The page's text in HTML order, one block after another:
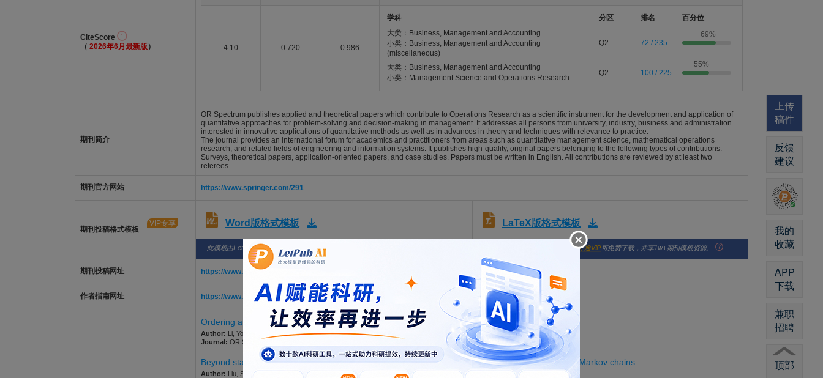
CiteScore
（ 2026年6月最新版 ） 4.10 0.720 0.986
学科 分区 排名
百分位
大类：Business, Management and Accounting
小类：Business, Management and Accounting
(miscellaneous)
Q2 72 / 235
69%
大类：Business, Management and Accounting
小类：Management Science and Operations Research
Q2 100 / 225
55%
期刊简介
OR Spectrum publishes applied and theoretical papers which contribute to Operations Research as a scientific instrument for the development and application of
quantitative approaches for problem-solving and decision-making in management. It addresses all persons from university, industry, business and administration
interested in innovative applications of quantitative methods as well as in advances in theory and techniques with relevance to practice.
The journal provides an international forum for academics and practitioners from areas such as quantitative management science, mathematical operations
research, and related fields of engineering and information systems. It publishes high-quality, original papers belonging to the following types of contributions:
Surveys, theoretical papers, application-oriented papers, and case studies. Papers must be written in English. All contributions are reviewed by at least two
referees.
期刊官方网站 https://www.springer.com/291
期刊投稿格式模板
VIP专享 Word版格式模板 LaTeX版格式模板
此模板由LetPub整理，仅供参考。开通VIP 此模板来自于期刊/出版社官网。开通VIP 可免费下载，并享1w+期刊模板资源。
期刊投稿网址 https://www.editorialmanager.com/orsp/
作者指南网址 https://www.springer.com/291/submission-guidelines
Ordering and production planning of apparel variants under quick response
Author: Li, Yongquan; Zhu, Kaijie; Zhou, Jiahui
Journal: OR SPECTRUM. 2026; Vol. , Issue , pp. -. DOI: 10.1007/s00291-026-00860-3
Beyond static risk aversion: online multi-period mean-variance portfolio optimization using hidden Markov chains
Author: Liu, Siya; Jin, Chengneng; Gao, Jianjun; Wu, Weiping
上传
稿件
反馈
建议
我的
收藏
APP
下载
兼职
招聘
顶部